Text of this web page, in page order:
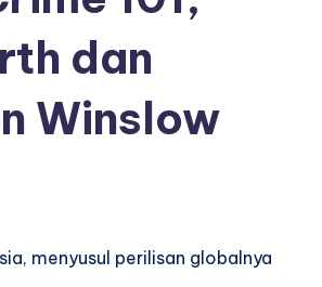
dan
Winslow
menyusul perilisan globalnya